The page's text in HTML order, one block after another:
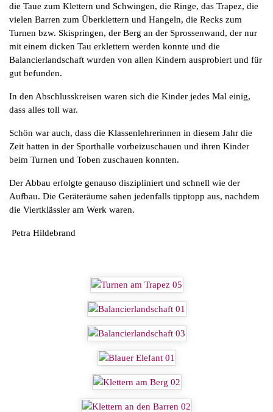
die Taue zum Klettern und Schwingen, die Ringe, das Trapez, die
vielen Barren zum Überklettern und Hangeln, die Recks zum
Turnen bzw. Skispringen, der Berg an der Sprossenwand, der nur
mit einem dicken Tau erklettern werden konnte und die
Balancierlandschaft wurden von allen Kindern ausprobiert und für
gut befunden.
In den Abschlusskreisen waren sich die Kinder jedes Mal einig,
dass alles toll war.
Schön war auch, dass die Klassenlehrerinnen in diesem Jahr die
Zeit hatten in der Sporthalle vorbeizuschauen und ihren Kinder
beim Turnen und Toben zuschauen konnten.
Der Abbau erfolgte genauso diszipliniert und schnell wie der
Aufbau. Die Geräteräume sahen jedenfalls tipptopp aus, nachdem
die Viertklässler am Werk waren.
Petra Hildebrand